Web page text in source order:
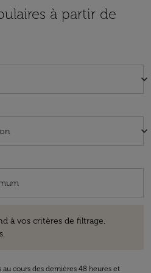
à partir de
keyboard_arrow_down
keyboard_arrow_down
à vos critères de filtrage.
cours des dernières 48 heures et